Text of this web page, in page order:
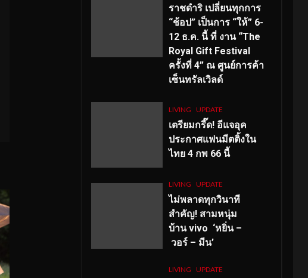
ราชดำริ เปลี่ยนทุกการ
“ช้อป” เป็นการ “ให้” 6-
12 ธ.ค. นี้ ที่ งาน “The
Royal Gift Festival
ครั้งที่ 4” ณ ศูนย์การค้า
เซ็นทรัลเวิลด์
LIVING UPDATE
เตรียมกรี๊ด! อีแจอุค
ประกาศแฟนมีตติ้งใน
ไทย 4 กพ 66 นี้
LIVING UPDATE
ไม่พลาดทุกวินาที
สำคัญ! สามหนุ่ม
บ้าน vivo ‘หยิ่น –
วอร์ – มีน’
LIVING UPDATE